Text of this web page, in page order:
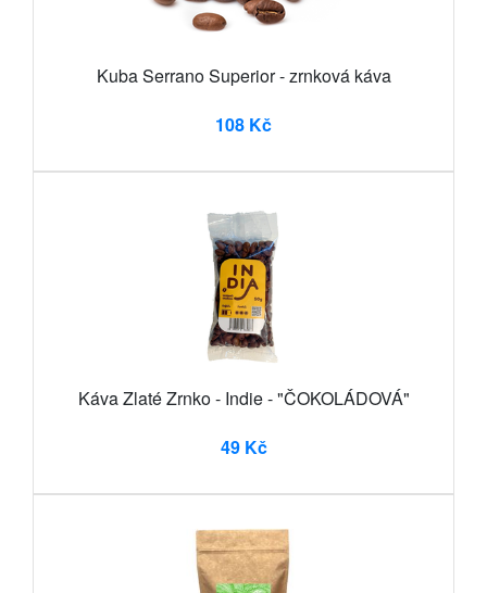
Kuba Serrano Superior - zrnková káva
108 Kč
Káva Zlaté Zrnko - Indie - "ČOKOLÁDOVÁ"
49 Kč